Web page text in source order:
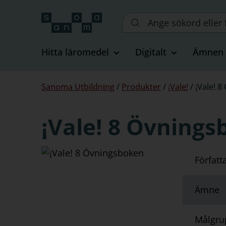
Sök
webbplatsen::
Hitta läromedel Digitalt Ämnen
Du
Sanoma Utbildning / Produkter / ¡Vale! / ¡Vale!
¡Vale! 8
Ämne